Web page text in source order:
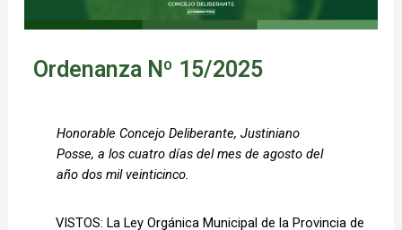
Ordenanza Nº 15/2025
Honorable Concejo Deliberante, Justiniano
Posse, a los cuatro días del mes de agosto del
año dos mil veinticinco.
VISTOS: La Ley Orgánica Municipal de la Provincia de